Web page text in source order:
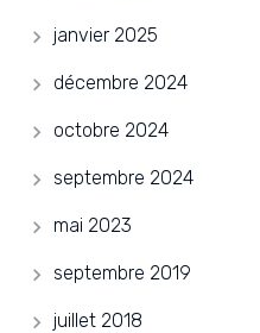
janvier 2025
décembre 2024
octobre 2024
septembre 2024
mai 2023
septembre 2019
juillet 2018